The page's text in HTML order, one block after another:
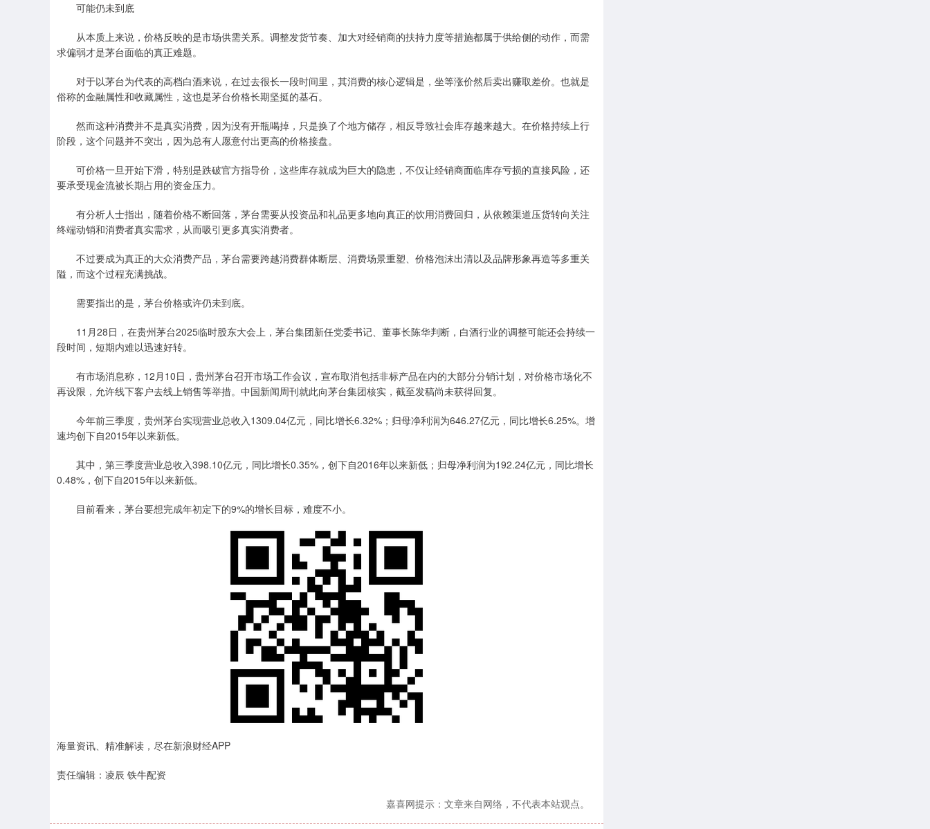
可能仍未到底
从本质上来说，价格反映的是市场供需关系。调整发货节奏、加大对经销商的扶持力度等措施都属于供给侧的动作，而需
求偏弱才是茅台面临的真正难题。
对于以茅台为代表的高档白酒来说，在过去很长一段时间里，其消费的核心逻辑是，坐等涨价然后卖出赚取差价。也就是
俗称的金融属性和收藏属性，这也是茅台价格长期坚挺的基石。
然而这种消费并不是真实消费，因为没有开瓶喝掉，只是换了个地方储存，相反导致社会库存越来越大。在价格持续上行
阶段，这个问题并不突出，因为总有人愿意付出更高的价格接盘。
可价格一旦开始下滑，特别是跌破官方指导价，这些库存就成为巨大的隐患，不仅让经销商面临库存亏损的直接风险，还
要承受现金流被长期占用的资金压力。
有分析人士指出，随着价格不断回落，茅台需要从投资品和礼品更多地向真正的饮用消费回归，从依赖渠道压货转向关注
终端动销和消费者真实需求，从而吸引更多真实消费者。
不过要成为真正的大众消费产品，茅台需要跨越消费群体断层、消费场景重塑、价格泡沫出清以及品牌形象再造等多重关
隘，而这个过程充满挑战。
需要指出的是，茅台价格或许仍未到底。
11月28日，在贵州茅台2025临时股东大会上，茅台集团新任党委书记、董事长陈华判断，白酒行业的调整可能还会持续一
段时间，短期内难以迅速好转。
有市场消息称，12月10日，贵州茅台召开市场工作会议，宣布取消包括非标产品在内的大部分分销计划，对价格市场化不
再设限，允许线下客户去线上销售等举措。中国新闻周刊就此向茅台集团核实，截至发稿尚未获得回复。
今年前三季度，贵州茅台实现营业总收入1309.04亿元，同比增长6.32%；归母净利润为646.27亿元，同比增长6.25%。增
速均创下自2015年以来新低。
其中，第三季度营业总收入398.10亿元，同比增长0.35%，创下自2016年以来新低；归母净利润为192.24亿元，同比增长
0.48%，创下自2015年以来新低。
目前看来，茅台要想完成年初定下的9%的增长目标，难度不小。
海量资讯、精准解读，尽在新浪财经APP
责任编辑：凌辰 铁牛配资
嘉喜网提示：文章来自网络，不代表本站观点。